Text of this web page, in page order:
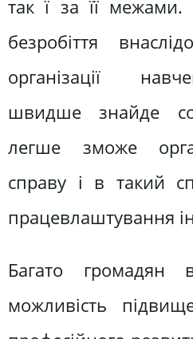
так ї за її межами.
безробіття
організації
швидше знайде
легше зможе
справу і в такий
працевлаштування
Багато громадян
можливість